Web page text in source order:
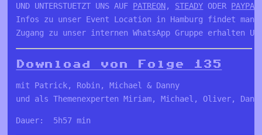
UND UNTERSTUETZT UNS AUF PATREON, STEADY ODER
Infos zu unser Event Location in Hamburg findet man
Zugang zu unser internen WhatsApp Gruppe erhalten
Download von Folge 135
mit Patrick, Robin, Michael & Danny
und als Themenexperten Miriam, Michael, Oliver,
Dauer:  5h57 min